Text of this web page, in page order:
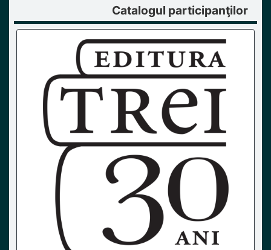
Catalogul participanţilor